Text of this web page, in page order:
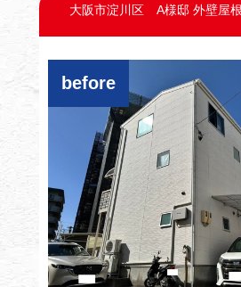
大阪市淀川区 A様邸 外壁屋